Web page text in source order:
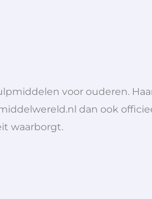
voor ouderen.
dan ook
waarborgt.